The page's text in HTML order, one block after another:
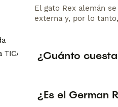
El gato Rex alemán
externa y, por lo
¿Cuánto
¿Es el German